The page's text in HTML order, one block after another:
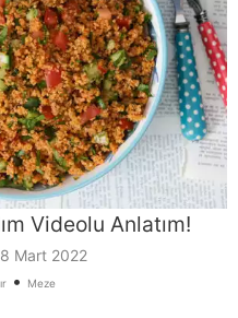
Videolu Anlatım!
Mart 2022
• Meze